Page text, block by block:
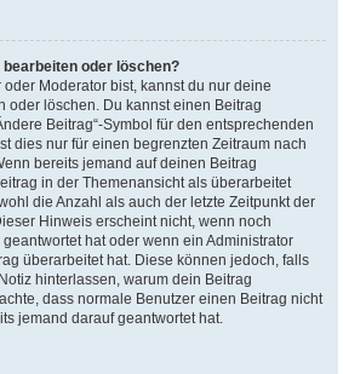
oder löschen?
Moderator bist, kannst du nur deine
oder löschen. Du kannst einen Beitrag
Beitrag“-Symbol für den entsprechenden
dies nur für einen begrenzten Zeitraum nach
bereits jemand auf deinen Beitrag
in der Themenansicht als überarbeitet
die Anzahl als auch der letzte Zeitpunkt der
Hinweis erscheint nicht, wenn noch
hat oder wenn ein Administrator
überarbeitet hat. Diese können jedoch, falls
hinterlassen, warum dein Beitrag
dass normale Benutzer einen Beitrag nicht
jemand darauf geantwortet hat.